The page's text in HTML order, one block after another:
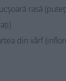
rasă
din vârf